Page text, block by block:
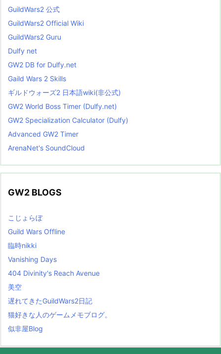
GuildWars2 公式
GuildWars2 Official Wiki
GuildWars2 Guru
Dulfy net
GW2 DB for Dulfy.net
Gaild Wars 2 Skills
ギルドウォーズ2 日本語wiki(非公式)
GW2 World Boss Timer (Dulfy.net)
GW2 Specialization Calculator (Dulfy)
Advanced GW2 Timer
ArenaNet's SoundCloud
GW2 BLOGS
こじょらぼ
Guild Wars Offline
臨時nikki
Vanishing Days
404 Divinity's Reach Avenue
美空
遅れてきたGuildWars2日記
猫好きな人のゲームメモブログ。
似非屋Blog